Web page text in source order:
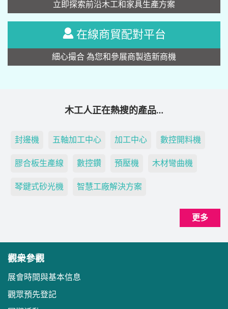
立即探索前沿木工和家具生產方案
在線商貿配對平台
細心撮合 為您和參展商製造新商機
木工人正在熱搜的產品…
封邊機 五軸加工中心 加工中心 數控開料機
膠合板生產線 數控鑽 預壓機 木材彎曲機
琴鍵式砂光機 智慧工廠解決方案
更多
觀衆參觀
展會時間與基本信息
觀眾預先登記